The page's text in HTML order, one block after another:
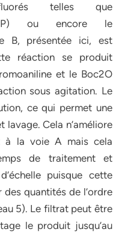
telles que
ou encore le
B, présentée ici, est
réaction se produit
et le Boc2O
sous agitation. Le
ce qui permet une
Cela n’améliore
à la voie A mais cela
de traitement et
puisque cette
quantités de l’ordre
5). Le filtrat peut être
le produit jusqu’au